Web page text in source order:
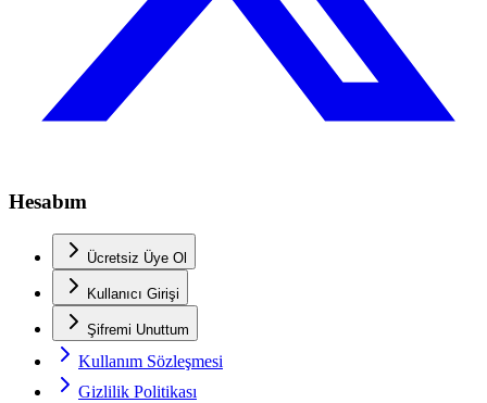
Hesabım
Ücretsiz Üye Ol
Kullanıcı Girişi
Şifremi Unuttum
Kullanım Sözleşmesi
Gizlilik Politikası